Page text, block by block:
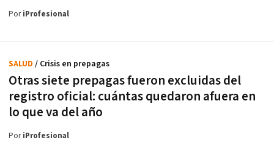
PoriProfesional
Otras siete prepagas fueron excluidas del
registro oficial: cuántas quedaron afuera en
lo que va del año
SALUD / Crisis en prepagas
PoriProfesional